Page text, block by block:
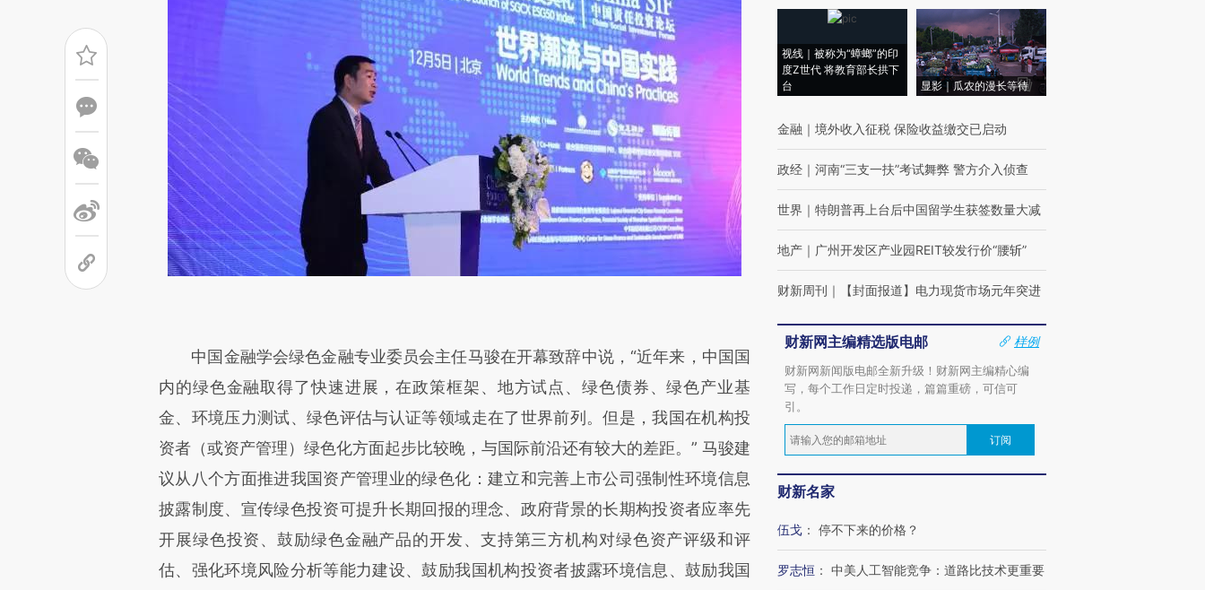
中国金融学会绿色金融专业委员会主任马骏在开幕致辞中说，“近年来，中国国
内的绿色金融取得了快速进展，在政策框架、地方试点、绿色债券、绿色产业基
金、环境压力测试、绿色评估与认证等领域走在了世界前列。但是，我国在机构投
资者（或资产管理）绿色化方面起步比较晚，与国际前沿还有较大的差距。” 马骏建
议从八个方面推进我国资产管理业的绿色化：建立和完善上市公司强制性环境信息
披露制度、宣传绿色投资可提升长期回报的理念、政府背景的长期构投资者应率先
开展绿色投资、鼓励绿色金融产品的开发、支持第三方机构对绿色资产评级和评
估、强化环境风险分析等能力建设、鼓励我国机构投资者披露环境信息、鼓励我国
视线｜被称为“蟑螂”的印
度Z世代 将教育部长拱下
台
显影｜瓜农的漫长等待
金融 ｜ 境外收入征税 保险收益缴交已启动
政经 ｜ 河南“三支一扶”考试舞弊 警方介入侦查
世界 ｜ 特朗普再上台后中国留学生获签数量大减
地产 ｜ 广州开发区产业园REIT较发行价“腰斩”
财新周刊 ｜ 【封面报道】电力现货市场元年突进
财新网主编精选版电邮
样例
财新网新闻版电邮全新升级！财新网主编精心编
写，每个工作日定时投递，篇篇重磅，可信可
引。
订阅
财新名家
伍戈 ： 停不下来的价格？
罗志恒 ： 中美人工智能竞争：道路比技术更重要